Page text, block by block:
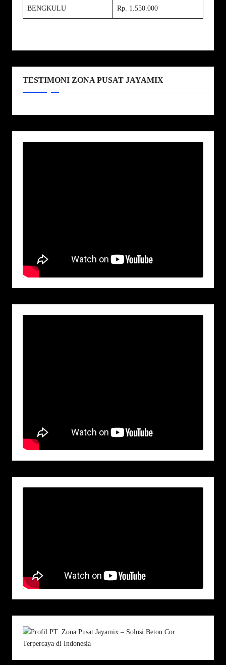
BENGKULU Rp. 1.550.000
TESTIMONI ZONA PUSAT JAYAMIX